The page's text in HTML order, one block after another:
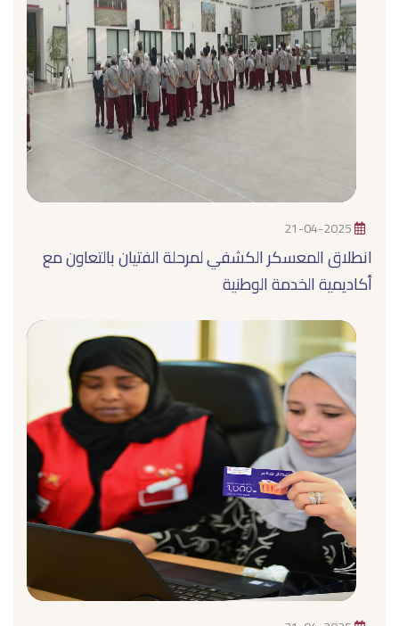
21-04-2025
انطلاق المعسكر الكشفي لمرحلة الفتيان بالتعاون مع
أكاديمية الخدمة الوطنية